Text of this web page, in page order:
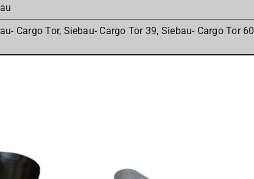
Cargo Tor, Siebau- Cargo Tor 39, Siebau- Cargo Tor 60